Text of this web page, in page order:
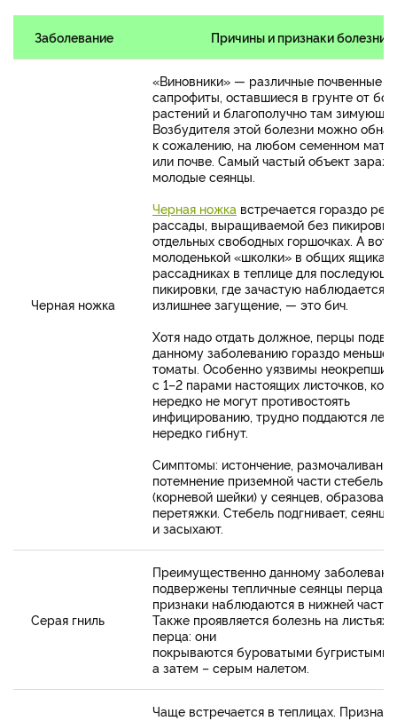
Заболевание Причины и признаки болезни
Черная ножка
«Виновники» — различные почвенные
сапрофиты, оставшиеся в грунте от
растений и благополучно там
Возбудителя этой болезни можно
к сожалению, на любом семенном
или почве. Самый частый объект
молодые сеянцы.
Черная ножка встречается гораздо
рассады, выращиваемой без
отдельных свободных горшочках. А вот
молоденькой «школки» в общих ящиках
рассадниках в теплице для
пикировки, где зачастую наблюдается
излишнее загущение, — это бич.
Хотя надо отдать должное, перцы
данному заболеванию гораздо меньше,
томаты. Особенно уязвимы
с 1–2 парами настоящих листочков,
нередко не могут противостоять
инфицированию, трудно поддаются
нередко гибнут.
Симптомы: истончение,
потемнение приземной части
(корневой шейки) у сеянцев,
перетяжки. Стебель подгнивает,
и засыхают.
Серая гниль
Преимущественно данному
подвержены тепличные сеянцы перца.
признаки наблюдаются в нижней части
Также проявляется болезнь на листьях
перца: они
покрываются буроватыми бугристыми
а затем – серым налетом.
Чаще встречается в теплицах. Признаки